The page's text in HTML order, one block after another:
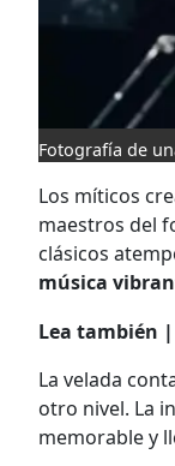
Fotografía de
Los míticos
maestros del
clásicos
música
Lea también |
La velada
otro nivel. La
memorable y